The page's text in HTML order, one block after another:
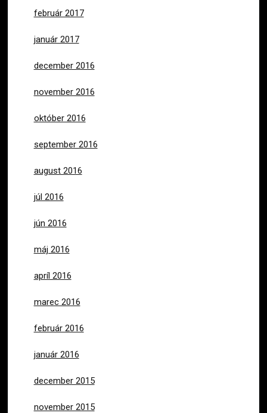
február 2017
január 2017
december 2016
november 2016
október 2016
september 2016
august 2016
júl 2016
jún 2016
máj 2016
apríl 2016
marec 2016
február 2016
január 2016
december 2015
november 2015